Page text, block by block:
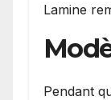
Lamine
Pendant